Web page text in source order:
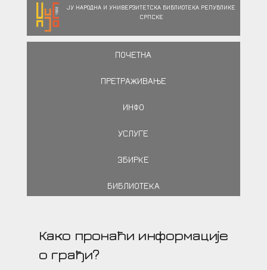
ЈУ НАРОДНА И УНИВЕРЗИТЕТСКА БИБЛИОТЕКА РЕПУБЛИКЕ
СРПСКЕ
ПОЧЕТНА
ПРЕТРАЖИВАЊЕ
ИНФО
УСЛУГЕ
ЗБИРКЕ
БИБЛИОТЕКА
Како пронаћи информације
о грађи?